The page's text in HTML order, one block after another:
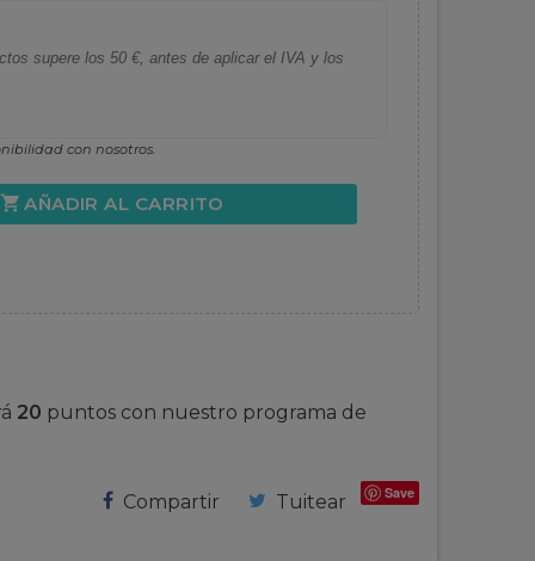
supere los 50 €, antes de aplicar el IVA y los
con nosotros.
shopping_cart AÑADIR AL CARRITO
20 puntos con nuestro programa de
Compartir Tuitear Save